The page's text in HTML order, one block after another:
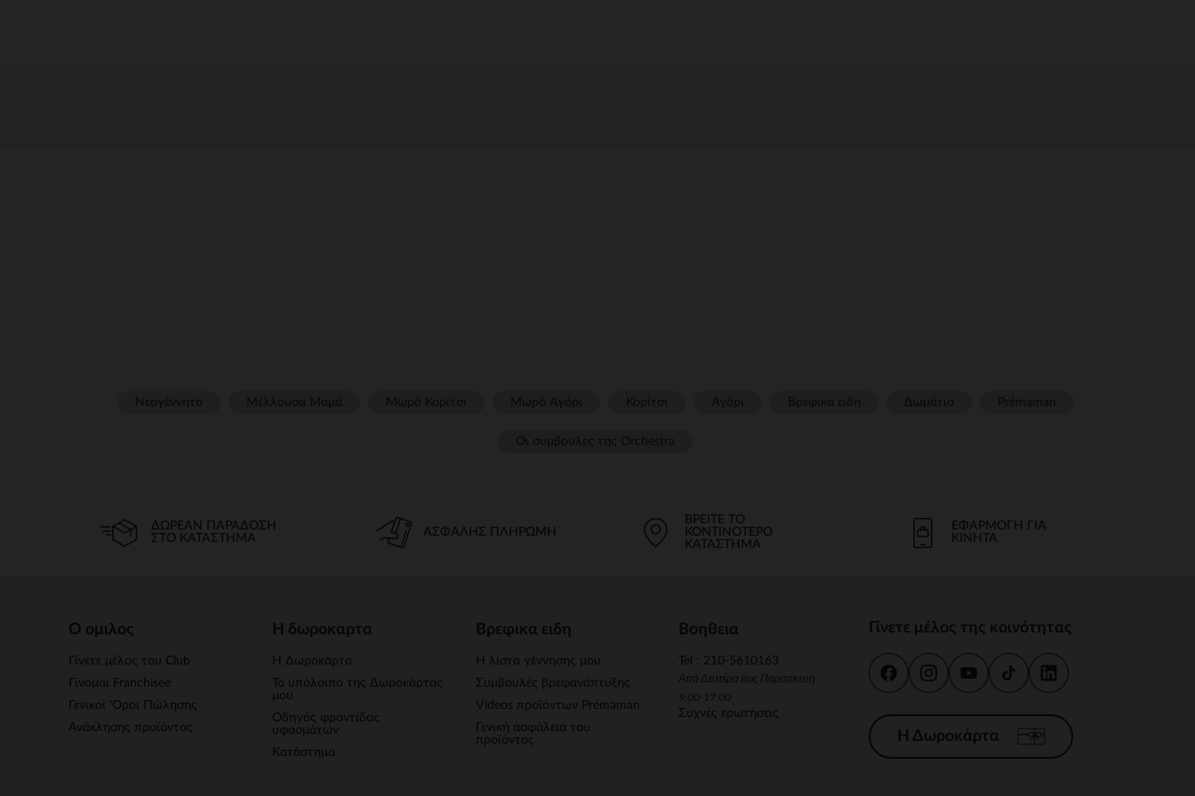
ΔΩΡΕΆΝ ΠΑΡΆΔΟΣΗ
ΣΤΟ ΚΑΤΆΣΤΗΜΑ
ΑΣΦΑΛΉΣ ΠΛΗΡΩΜΉ
ΒΡΕΊΤΕ ΤΟ
ΚΟΝΤΙΝΌΤΕΡΟ
ΚΑΤΆΣΤΗΜΑ
ΕΦΑΡΜΟΓΉ ΓΙΑ
ΚΙΝΗΤΆ
Ο ομιλος
Γίνετε μέλος του Club
Γίνομαι Franchisee
Γενικοί 'Οροι Πώλησης
Ανάκλησης προϊόντος
Η δωροκαρτα
Η Δωροκάρτα
Το υπόλοιπο της Δωροκάρτας
μου
Οδηγός φροντίδας
υφασμάτων
Κατάστημα
Βρεφικα ειδη
Η λίστα γέννησής μου
Συμβουλές βρεφανάπτυξης
Videos προϊόντων Prémaman
Γενική ασφάλεια του
προϊόντος
Βοηθεια
Tel : 210-5610163
Από Δευτέρα έως Παρασκευή
9.00-17.00
Συχνές ερωτήσεις
Γίνετε μέλος της κοινότητας
Η Δωροκάρτα